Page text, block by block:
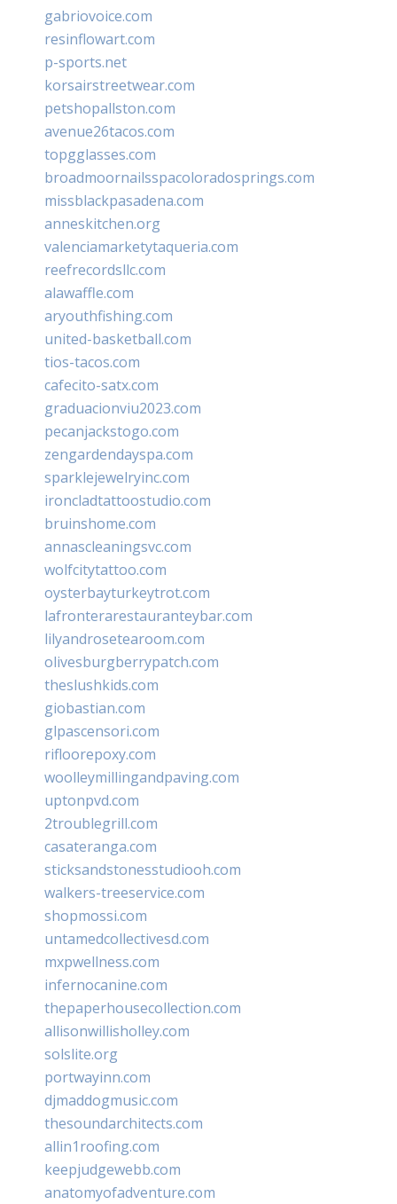
gabriovoice.com
resinflowart.com
p-sports.net
korsairstreetwear.com
petshopallston.com
avenue26tacos.com
topgglasses.com
broadmoornailsspacoloradosprings.com
missblackpasadena.com
anneskitchen.org
valenciamarketytaqueria.com
reefrecordsllc.com
alawaffle.com
aryouthfishing.com
united-basketball.com
tios-tacos.com
cafecito-satx.com
graduacionviu2023.com
pecanjackstogo.com
zengardendayspa.com
sparklejewelryinc.com
ironcladtattoostudio.com
bruinshome.com
annascleaningsvc.com
wolfcitytattoo.com
oysterbayturkeytrot.com
lafronterarestauranteybar.com
lilyandrosetearoom.com
olivesburgberrypatch.com
theslushkids.com
giobastian.com
glpascensori.com
rifloorepoxy.com
woolleymillingandpaving.com
uptonpvd.com
2troublegrill.com
casateranga.com
sticksandstonesstudiooh.com
walkers-treeservice.com
shopmossi.com
untamedcollectivesd.com
mxpwellness.com
infernocanine.com
thepaperhousecollection.com
allisonwillisholley.com
solslite.org
portwayinn.com
djmaddogmusic.com
thesoundarchitects.com
allin1roofing.com
keepjudgewebb.com
anatomyofadventure.com